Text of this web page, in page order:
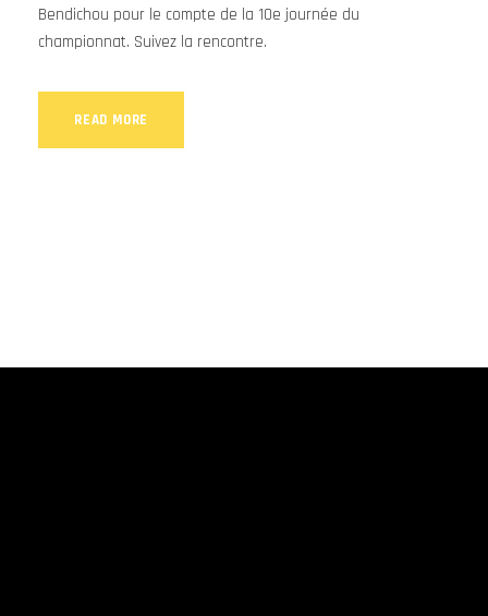
Bendichou pour le compte de la 10e journée du
championnat. Suivez la rencontre.
READ MORE